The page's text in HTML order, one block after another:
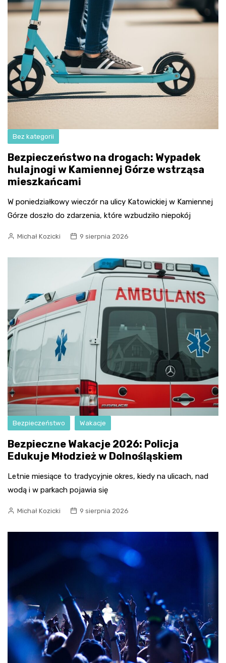
Bez kategorii
Bezpieczeństwo na drogach: Wypadek
hulajnogi w Kamiennej Górze wstrząsa
mieszkańcami
W poniedziałkowy wieczór na ulicy Katowickiej w Kamiennej
Górze doszło do zdarzenia, które wzbudziło niepokój
Michał Kozicki 9 sierpnia 2026
Bezpieczeństwo Wakacje
Bezpieczne Wakacje 2026: Policja
Edukuje Młodzież w Dolnośląskiem
Letnie miesiące to tradycyjnie okres, kiedy na ulicach, nad
wodą i w parkach pojawia się
Michał Kozicki 9 sierpnia 2026